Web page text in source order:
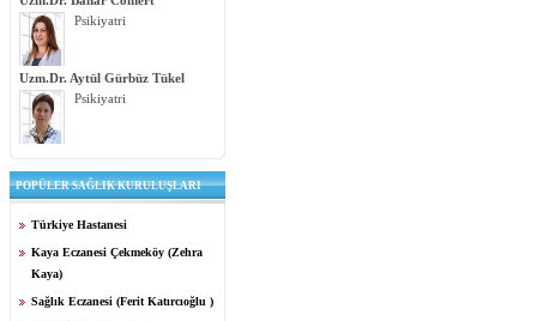
Psikiyatri
Uzm.Dr. Aytül Gürbüz Tükel
Psikiyatri
POPÜLER SAĞLIK KURULUŞLARI
Türkiye Hastanesi
Kaya Eczanesi Çekmeköy (Zehra
Kaya)
Sağlık Eczanesi (Ferit Katırcıoğlu )